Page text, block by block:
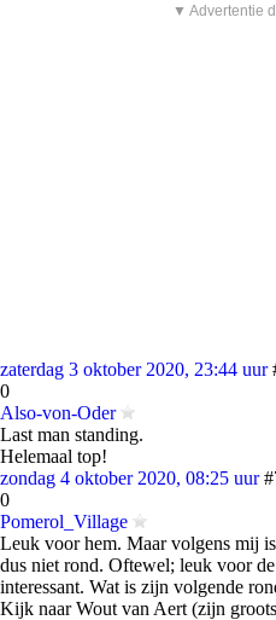
▼ Advertentie
zaterdag 3 oktober 2020, 23:44 uur
0
Also-von-Oder
Last man standing.
Helemaal top!
zondag 4 oktober 2020, 08:25 uur
0
Pomerol_Village
Leuk voor hem. Maar volgens mij
dus niet rond. Oftewel; leuk voor
interessant. Wat is zijn volgende
Kijk naar Wout van Aert (zijn